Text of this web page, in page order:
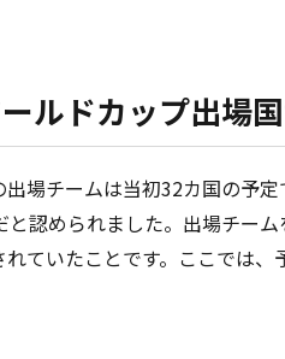
ルドカップ出場
場チームは当初32カ国の予
認められました。出場チー
ていたことです。ここでは